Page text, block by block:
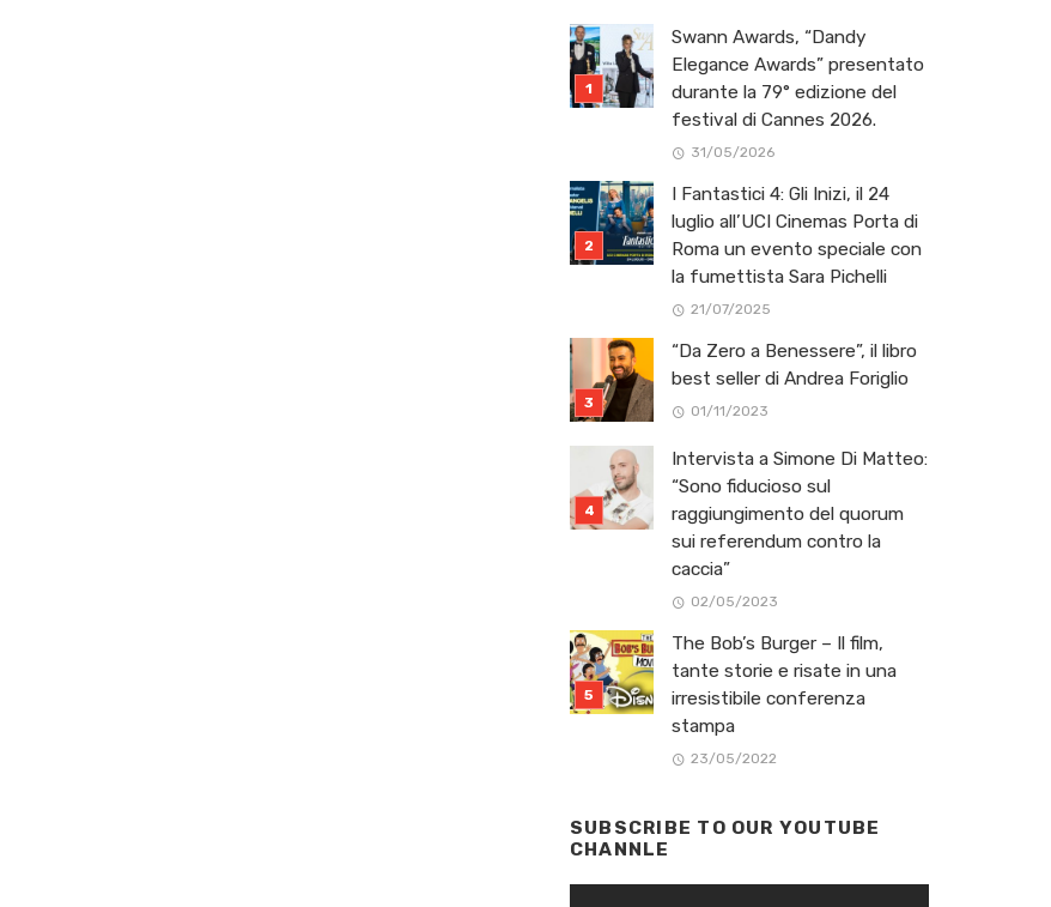
Swann Awards, “Dandy
Elegance Awards” presentato
durante la 79° edizione del
festival di Cannes 2026.
31/05/2026
I Fantastici 4: Gli Inizi, il 24
luglio all’UCI Cinemas Porta di
Roma un evento speciale con
la fumettista Sara Pichelli
21/07/2025
“Da Zero a Benessere”, il libro
best seller di Andrea Foriglio
01/11/2023
Intervista a Simone Di Matteo:
“Sono fiducioso sul
raggiungimento del quorum
sui referendum contro la
caccia”
02/05/2023
The Bob’s Burger – Il film,
tante storie e risate in una
irresistibile conferenza
stampa
23/05/2022
SUBSCRIBE TO OUR YOUTUBE
CHANNLE